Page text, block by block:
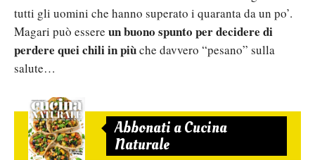
tutti gli uomini che hanno superato i quaranta da un po’.
Magari può essere un buono spunto per decidere di
perdere quei chili in piùche davvero “pesano” sulla
salute…
Abbonati a Cucina
Naturale